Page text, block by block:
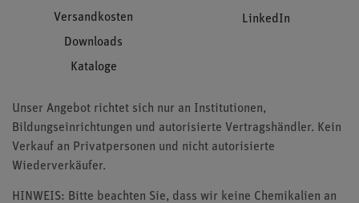
Versandkosten
Downloads
Kataloge
LinkedIn
Unser Angebot richtet sich nur an Institutionen,
Bildungseinrichtungen und autorisierte Vertragshändler. Kein
Verkauf an Privatpersonen und nicht autorisierte
Wiederverkäufer.
HINWEIS: Bitte beachten Sie, dass wir keine Chemikalien an